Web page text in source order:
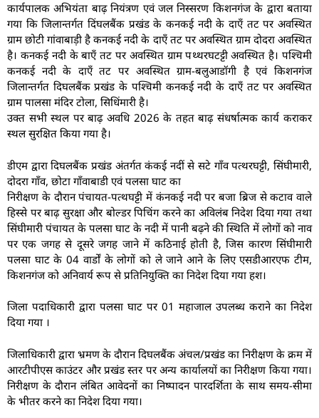
कार्यपालक अभियंता बाढ़ नियंत्रण एवं जल निस्सरण किशनगंज के द्वारा बताया
गया कि जिलान्तर्गत दिंघलबैंक प्रखंड के कनकई नदी के दाएँ तट पर अवस्थित
ग्राम छोटी गांवाबाड़ी है कनकई नदी के दाएँ तट पर अवस्थित ग्राम दोदरा अवस्थित
है। कनकई नदी के बाएँ तट पर अवस्थित ग्राम पथ्थरघटट्टी अवस्थित है। पश्चिमी
कनकई नदी के दाएँ तट पर अवस्थित ग्राम-बलुआडॉगी है एवं किशनगंज
जिलान्तर्गत दिघलबैंक प्रखंड के पश्चिमी कनकई नदी के दाएँ तट पर अवस्थित
ग्राम पालसा मंदिर टोला, सिधिंमारी है।
उक्त सभी स्थल पर बाढ़ अवधि 2026 के तहत बाढ़ संधर्षात्मक कार्य कराकर
स्थल सुरक्षित किया गया है।
डीएम द्वारा दिघलबैंक प्रखंड अंतर्गत कंकई नदीं से सटे गाँव पत्थरघ‌ट्टी, सिंघीमारी,
दोदरा गाँव, छोटा गाँवाबाडी एवं पलसा घाट का
निरीक्षण के दौरान पंचायत-पत्थघट्टी में कंनकई नदी पर बजा ब्रिज से कटाव वाले
हिस्से पर बाढ़ सुरक्षा और बोल्डर पिचिंग करने का अविलंब निदेश दिया गया तथा
सिंघीमारी पंचायत के पलसा घाट के नदी में पानी बढ़ने की स्थिति में लोगों को नाव
पर एक जगह से दूसरे जगह जाने में कठिनाई होती है, जिस कारण सिंघीमारी
पलसा घाट के 04 वार्डों के लोगों को ले जाने आने के लिए एसडीआरएफ टीम,
किशनगंज को अनिवार्य रूप से प्रतिनियुक्ति का निदेश दिया गया हश।
जिला पदाधिकारी द्वारा पलसा घाट पर 01 महाजाल उपलब्ध कराने का निदेश
दिया गया ।
जिलाधिकारी द्वारा भ्रमण के दौरान दिघलबैंक अंचल/प्रखंड का निरीक्षण के क्रम में
आरटीपीएस काउंटर और प्रखंड स्तर पर अन्य कार्यालयों का निरीक्षण किया गया।
निरीक्षण के दौरान लंबित आवेदनों का निष्पादन पारदर्शिता के साथ समय-सीमा
के भीतर करने का निदेश दिया गया।